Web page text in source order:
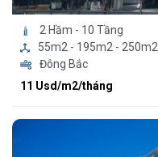
2 Hầm - 10 Tầng
55m2 - 195m2 - 250m2
Đông Bắc
11 Usd/m2/tháng